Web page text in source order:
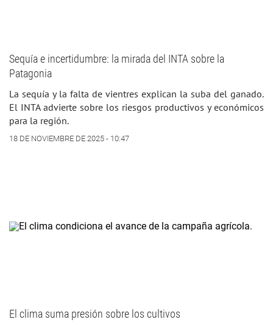
Sequía e incertidumbre: la mirada del INTA sobre la
Patagonia
La sequía y la falta de vientres explican la suba del ganado.
El INTA advierte sobre los riesgos productivos y económicos
para la región.
18 DE NOVIEMBRE DE 2025 - 10:47
El clima suma presión sobre los cultivos